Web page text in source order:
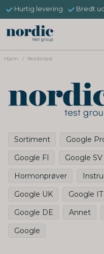
Hurtig levering Bredt
Hjem Nordictest
Sortiment Google
Google FI
Google SV
Hormonprøver
Google UK
Google IT
Google DE
Annet
Google